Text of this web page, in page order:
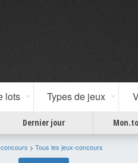
lots Types de jeux
Dernier jour
> Tous les jeux-concours